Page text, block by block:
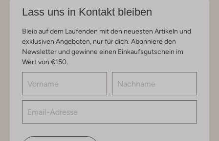
Lass uns in Kontakt bleiben
Bleib auf dem Laufenden mit den neuesten Artikeln und
exklusiven Angeboten, nur für dich. Abonniere den
Newsletter und gewinne einen Einkaufsgutschein im
Wert von €150.